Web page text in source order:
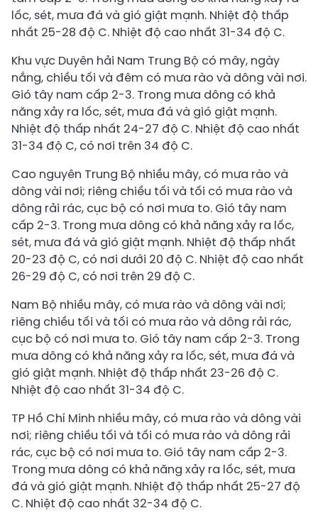
lốc, sét, mưa đá và gió giật mạnh. Nhiệt độ thấp
nhất 25-28 độ C. Nhiệt độ cao nhất 31-34 độ C.
Khu vực Duyên hải Nam Trung Bộ có mây, ngày
nắng, chiều tối và đêm có mưa rào và dông vài nơi.
Gió tây nam cấp 2-3. Trong mưa dông có khả
năng xảy ra lốc, sét, mưa đá và gió giật mạnh.
Nhiệt độ thấp nhất 24-27 độ C. Nhiệt độ cao nhất
31-34 độ C, có nơi trên 34 độ C.
Cao nguyên Trung Bộ nhiều mây, có mưa rào và
dông vài nơi; riêng chiều tối và tối có mưa rào và
dông rải rác, cục bộ có nơi mưa to. Gió tây nam
cấp 2-3. Trong mưa dông có khả năng xảy ra lốc,
sét, mưa đá và gió giật mạnh. Nhiệt độ thấp nhất
20-23 độ C, có nơi dưới 20 độ C. Nhiệt độ cao nhất
26-29 độ C, có nơi trên 29 độ C.
Nam Bộ nhiều mây, có mưa rào và dông vài nơi;
riêng chiều tối và tối có mưa rào và dông rải rác,
cục bộ có nơi mưa to. Gió tây nam cấp 2-3. Trong
mưa dông có khả năng xảy ra lốc, sét, mưa đá và
gió giật mạnh. Nhiệt độ thấp nhất 23-26 độ C.
Nhiệt độ cao nhất 31-34 độ C.
TP Hồ Chí Minh nhiều mây, có mưa rào và dông vài
nơi; riêng chiều tối và tối có mưa rào và dông rải
rác, cục bộ có nơi mưa to. Gió tây nam cấp 2-3.
Trong mưa dông có khả năng xảy ra lốc, sét, mưa
đá và gió giật mạnh. Nhiệt độ thấp nhất 25-27 độ
C. Nhiệt độ cao nhất 32-34 độ C.